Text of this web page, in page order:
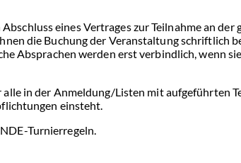
eines Vertrages zur Teilnahme an
die Buchung der Veranstaltung schriftlich
Absprachen werden erst verbindlich, wenn
in der Anmeldung/Listen mit aufgeführten
einsteht.
Turnierregeln.